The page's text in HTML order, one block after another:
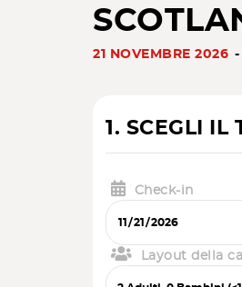
21 NOVEMBRE 2026
1. SCEGLI IL
Check-in
Layout della